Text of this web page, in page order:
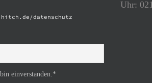
datenschutz
einverstanden.*
Uhr: